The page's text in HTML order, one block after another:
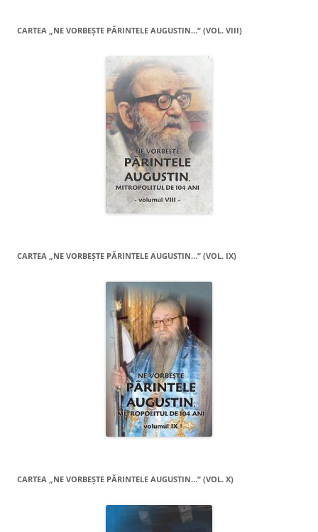
CARTEA „NE VORBEŞTE PĂRINTELE AUGUSTIN…” (VOL. VIII)
CARTEA „NE VORBEŞTE PĂRINTELE AUGUSTIN…” (VOL. IX)
CARTEA „NE VORBEŞTE PĂRINTELE AUGUSTIN…” (VOL. X)